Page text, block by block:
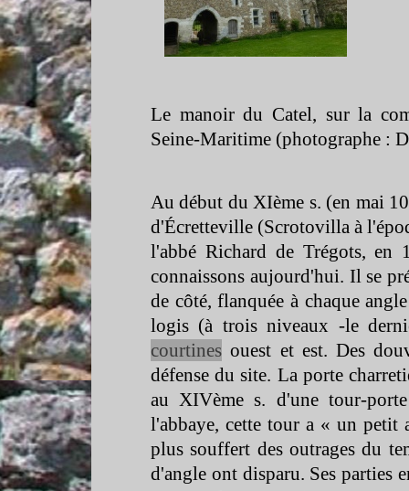
Le manoir du Catel, sur la
Seine-Maritime (photographe :
Au début du XIème s. (en mai
d'Écretteville (Scrotovilla à
l'abbé Richard de Trégots,
connaissons aujourd'hui. Il se
de côté, flanquée à chaque
logis (à trois niveaux -le
courtines ouest et est. Des
défense du site. La porte
au XIVème s. d'une tour-
l'abbaye, cette tour a « un
plus souffert des outrages du
d'angle ont disparu. Ses parties